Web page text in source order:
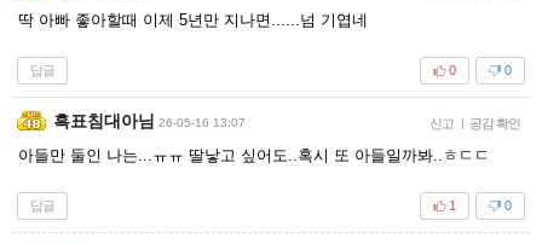
딱 아빠 좋아할때 이제 5년만 지나면......넘 기엽네
답글 0
0
흑표침대아님 26-05-16 13:07 신고 | 공감 확인
아들만 둘인 나는...ㅠㅠ 딸낳고 싶어도..혹시 또 아들일까봐..ㅎㄷㄷ
답글 0
1